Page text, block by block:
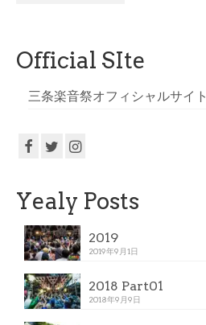
Official SIte
三条楽音祭オフィシャルサイト
Yealy Posts
2019
2019年9月1日
2018 Part01
2018年9月9日